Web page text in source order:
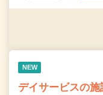
NEW
デイサービスの施